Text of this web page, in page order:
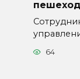
64